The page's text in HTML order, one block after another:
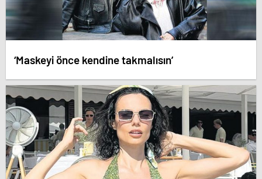
‘Maskeyi önce kendine takmalısın’